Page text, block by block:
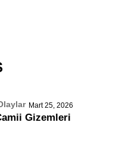
Mart 25, 2026
Gizemleri